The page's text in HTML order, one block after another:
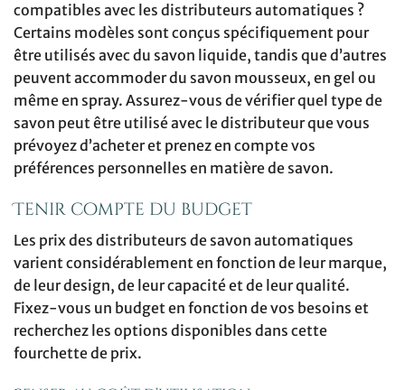
compatibles avec les distributeurs automatiques ?
Certains modèles sont conçus spécifiquement pour
être utilisés avec du savon liquide, tandis que d’autres
peuvent accommoder du savon mousseux, en gel ou
même en spray. Assurez-vous de vérifier quel type de
savon peut être utilisé avec le distributeur que vous
prévoyez d’acheter et prenez en compte vos
préférences personnelles en matière de savon.
Tenir compte du budget
Les prix des distributeurs de savon automatiques
varient considérablement en fonction de leur marque,
de leur design, de leur capacité et de leur qualité.
Fixez-vous un budget en fonction de vos besoins et
recherchez les options disponibles dans cette
fourchette de prix.